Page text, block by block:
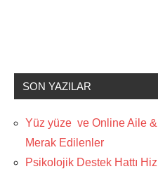
SON YAZILAR
Yüz yüze ve Online Aile &
Merak Edilenler
Psikolojik Destek Hattı